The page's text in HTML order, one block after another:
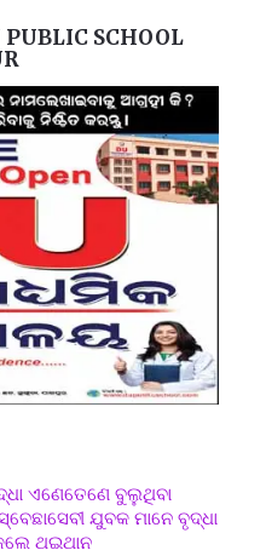
SCHOOL
ଏଣେତେଣେ ବୁଲୁଥିବା
ଯୁବକ ମାନେ ବୃଦ୍ଧା
ଥଇଥାନ